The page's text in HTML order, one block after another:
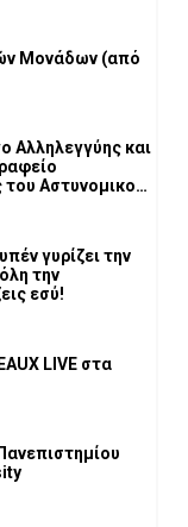
(από
Αλληλεγγύης και
του Αστυνομικού
γυρίζει την
την
εσύ!
LIVE στα